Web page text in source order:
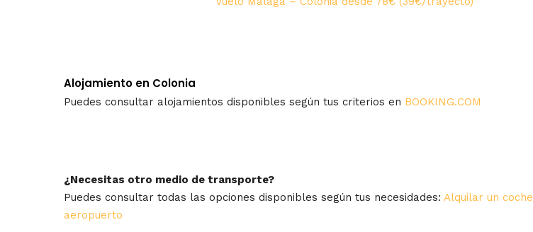
Alojamiento en Colonia
Puedes consultar alojamientos disponibles según tus criterios en BOOKING.COM
¿Necesitas otro medio de transporte?
Puedes consultar todas las opciones disponibles según tus necesidades: Alquilar un coche
aeropuerto